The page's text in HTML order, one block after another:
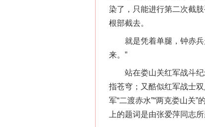
染了，只能进行第二次截
根部截去。
就是凭着单腿，钟赤兵
来。”
站在娄山关红军战斗纪
指苍穹；又酷似红军战士
军“二渡赤水”“两克娄山关
上的题词是由张爱萍同志